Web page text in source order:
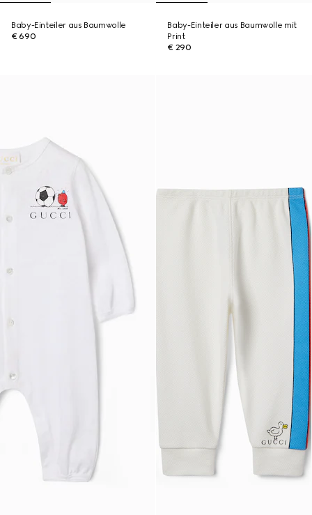
Baby-Einteiler aus Baumwolle
€ 690
Baby-Einteiler aus Baumwolle mit
Print
€ 290